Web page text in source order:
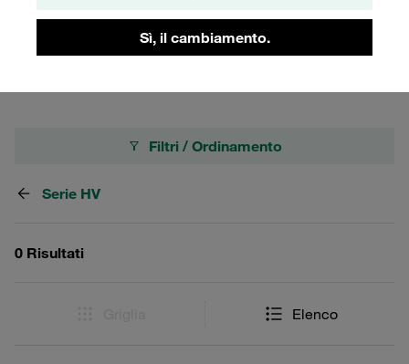
Sì, il cambiamento.
assicurando prestazioni affidabili in ambienti di lavoro
esigenti.
Filtri / Ordinamento
Serie HV
0 Risultati
Elenco